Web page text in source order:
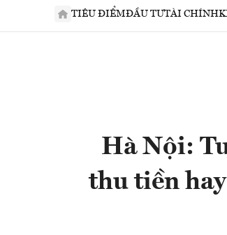
TIÊU ĐIỂMĐẦU TƯTÀI CHÍNH
Hà Nội:
thu tiền